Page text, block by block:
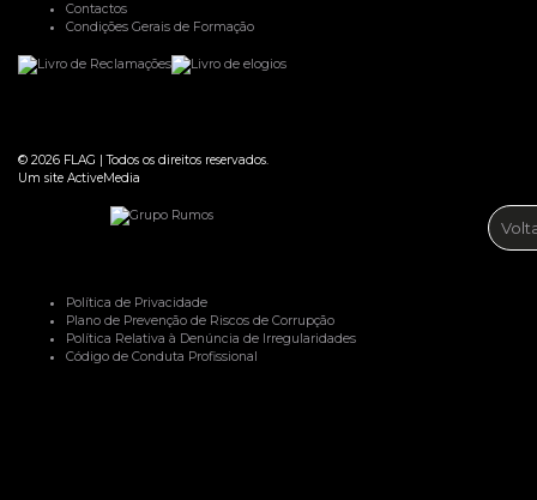
Contactos
Condições Gerais de Formação
© 2026 FLAG |Todos os direitos reservados.
Um site ActiveMedia
Política de Privacidade
Plano de Prevenção de Riscos de Corrupção
Política Relativa à Denúncia de Irregularidades
Código de Conduta Profissional